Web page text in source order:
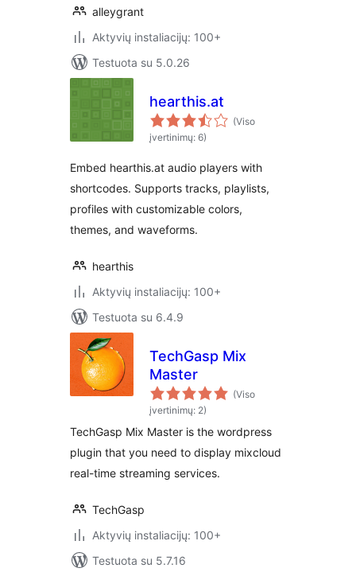
alleygrant
Aktyvių instaliacijų: 100+
Testuota su 5.0.26
hearthis.at
(Viso
įvertinimų: 6)
Embed hearthis.at audio players with
shortcodes. Supports tracks, playlists,
profiles with customizable colors,
themes, and waveforms.
hearthis
Aktyvių instaliacijų: 100+
Testuota su 6.4.9
TechGasp Mix
Master
(Viso
įvertinimų: 2)
TechGasp Mix Master is the wordpress
plugin that you need to display mixcloud
real-time streaming services.
TechGasp
Aktyvių instaliacijų: 100+
Testuota su 5.7.16